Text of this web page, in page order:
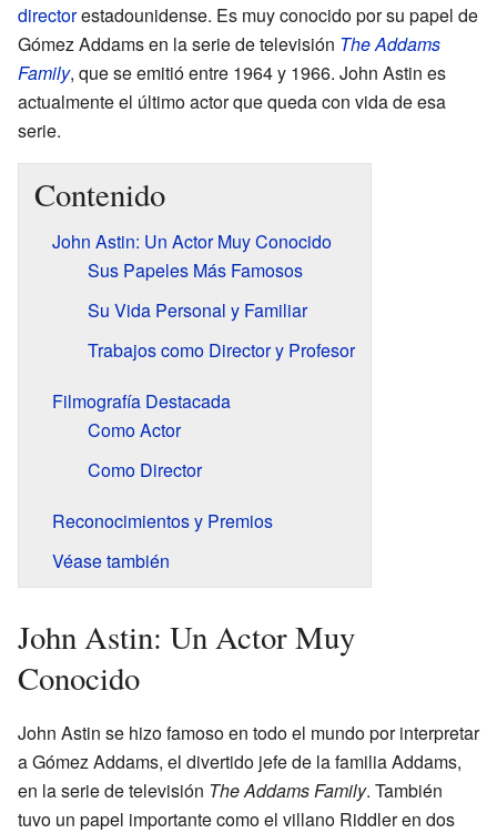
directorestadounidense. Es muy conocido por su papel de
Gómez Addams en la serie de televisión The Addams
Family, que se emitió entre 1964 y 1966. John Astin es
actualmente el último actor que queda con vida de esa
serie.
Contenido
John Astin: Un Actor Muy Conocido
Sus Papeles Más Famosos
Su Vida Personal y Familiar
Trabajos como Director y Profesor
Filmografía Destacada
Como Actor
Como Director
Reconocimientos y Premios
Véase también
John Astin: Un Actor Muy
Conocido
John Astin se hizo famoso en todo el mundo por interpretar
a Gómez Addams, el divertido jefe de la familia Addams,
en la serie de televisión The Addams Family. También
tuvo un papel importante como el villano Riddler en dos